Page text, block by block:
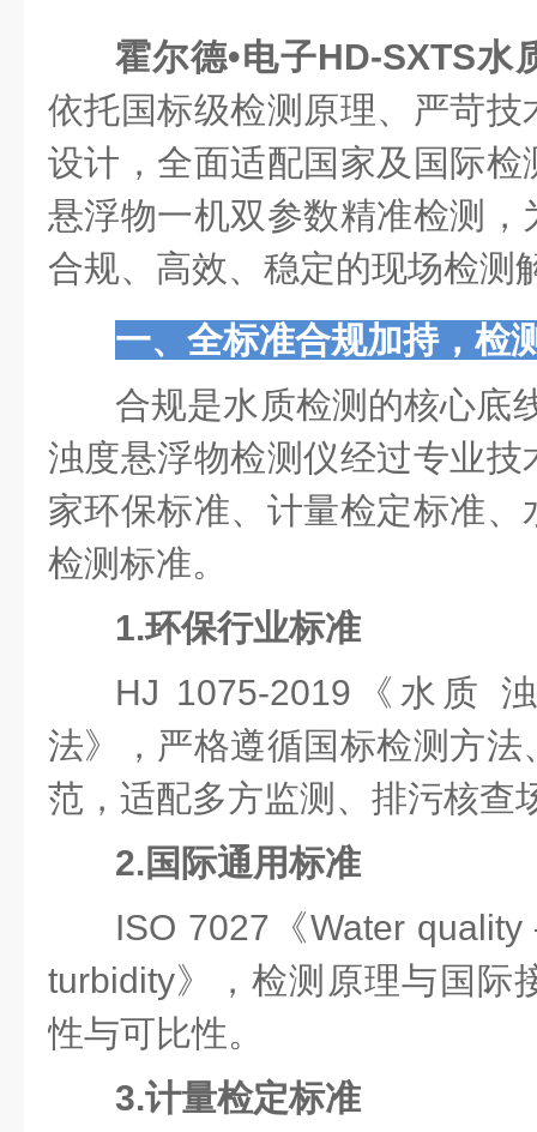
霍尔德•电子HD-SXTS水
依托国标级检测原理、严苛
设计，全面适配国家及国际
悬浮物一机双参数精准检测
合规、高效、稳定的现场检测
一、全标准合规加持，检
合规是水质检测的核心底
浊度悬浮物检测仪经过专业
家环保标准、计量检定标准
检测标准。
1.环保行业标准
HJ 1075-2019《水质
法》，严格遵循国标检测方
范，适配多方监测、排污核查
2.国际通用标准
ISO 7027 《Water
turbidity》，检测原理与国际
性与可比性。
3.计量检定标准